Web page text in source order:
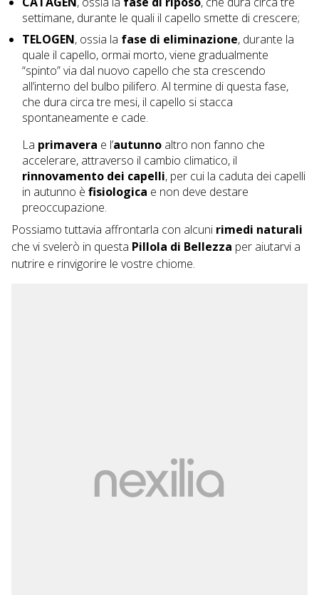
settimane, durante le quali il capello smette di crescere;
TELOGEN, ossia la fase di eliminazione, durante la
quale il capello, ormai morto, viene gradualmente
“spinto” via dal nuovo capello che sta crescendo
all’interno del bulbo pilifero. Al termine di questa fase,
che dura circa tre mesi, il capello si stacca
spontaneamente e cade.
La primavera e l’autunno altro non fanno che
accelerare, attraverso il cambio climatico, il
rinnovamento dei capelli, per cui la caduta dei capelli
in autunno è fisiologica e non deve destare
preoccupazione.
Possiamo tuttavia affrontarla con alcuni rimedi naturali
che vi svelerò in questa Pillola di Bellezza per aiutarvi a
nutrire e rinvigorire le vostre chiome.